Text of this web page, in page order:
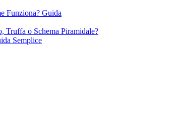
Funziona? Guida
Truffa o Schema Piramidale?
Semplice